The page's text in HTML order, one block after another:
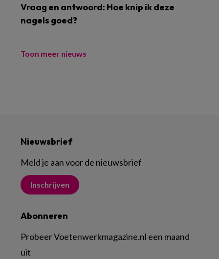
Vraag en antwoord: Hoe knip ik deze
nagels goed?
Toon meer nieuws
Nieuwsbrief
Meld je aan voor de nieuwsbrief
Inschrijven
Abonneren
Probeer Voetenwerkmagazine.nl een maand
uit